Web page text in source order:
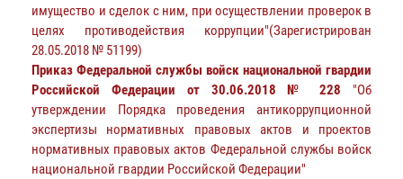
имущество и сделок с ним, при осуществлении проверок в
целях противодействия коррупции"(Зарегистрирован
28.05.2018 № 51199)
Приказ Федеральной службы войск национальной гвардии
Российской Федерации от 30.06.2018 № 228 "Об
утверждении Порядка проведения антикоррупционной
экспертизы нормативных правовых актов и проектов
нормативных правовых актов Федеральной службы войск
национальной гвардии Российской Федерации"